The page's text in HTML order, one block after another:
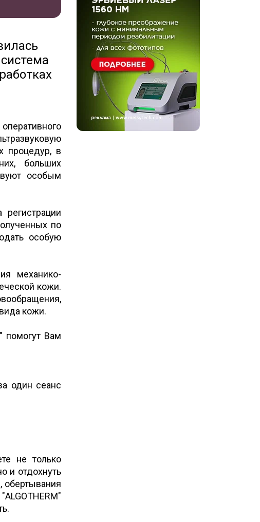
процедур, в
больших
особым
по
особую
механико-
кожи.
кожи.
помогут Вам
один сеанс
не только
и отдохнуть
обертывания